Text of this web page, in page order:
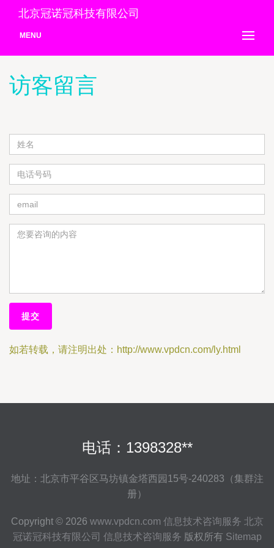
北京冠诺冠科技有限公司
MENU
访客留言
如若转载，请注明出处：http://www.vpdcn.com/ly.html
电话：1398328**
地址：北京市平谷区马坊镇金塔西园15号-240283（集群注
册）
Copyright © 2026 www.vpdcn.com 信息技术咨询服务 北京
冠诺冠科技有限公司 信息技术咨询服务 版权所有 Sitemap